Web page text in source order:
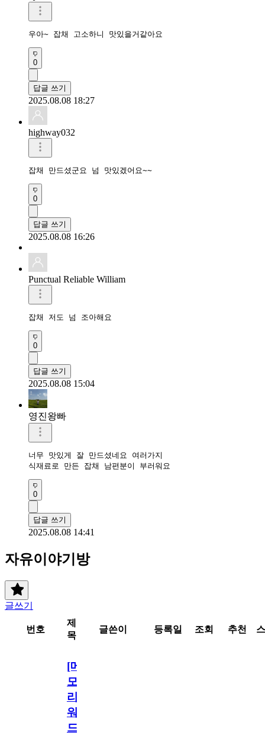
우아~ 잡채 고소하니 맛있을거같아요
0
답글 쓰기
2025.08.08 18:27
highway032
잡채 만드셨군요 넘 맛있겠어요~~
0
답글 쓰기
2025.08.08 16:26
Punctual Reliable William
잡채 저도 넘 조아해요
0
답글 쓰기
2025.08.08 15:04
영진왕빠
너무 맛있게 잘 만드셨네요 여러가지
식재료로 만든 잡채 남편분이 부러워요
0
답글 쓰기
2025.08.08 14:41
자유이야기방
글쓰기
번호
제
목
글쓴이 등록일 조회 추천
[메
모
리
워
드